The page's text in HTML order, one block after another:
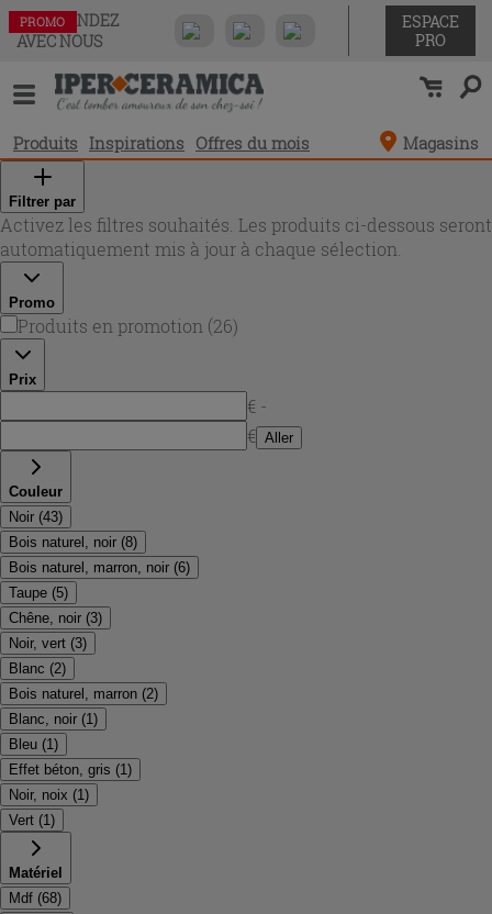
COMMANDEZ
AVEC NOUS
ESPACE
PRO
Produits Inspirations Offres du mois Magasins
Filtrer par
Activez les filtres souhaités. Les produits ci-dessous seront
automatiquement mis à jour à chaque sélection.
Promo
Produits en promotion (26)
Prix
€ -
€ Aller
Couleur
Noir (43)
Bois naturel, noir (8)
Bois naturel, marron, noir (6)
Taupe (5)
Chêne, noir (3)
Noir, vert (3)
Blanc (2)
Bois naturel, marron (2)
Blanc, noir (1)
Bleu (1)
Effet béton, gris (1)
Noir, noix (1)
Vert (1)
Matériel
Mdf (68)
PROMO
PROMO
PROMO
PROMO
PROMO
PROMO
PROMO
PROMO
PROMO
PROMO
PROMO
PROMO
PROMO
PROMO
PROMO
PROMO
PROMO
PROMO
PROMO
PROMO
PROMO
PROMO
PROMO
PROMO
PROMO
PROMO